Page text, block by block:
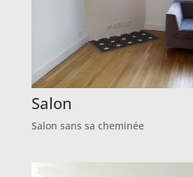
Salon
Salon sans sa cheminée